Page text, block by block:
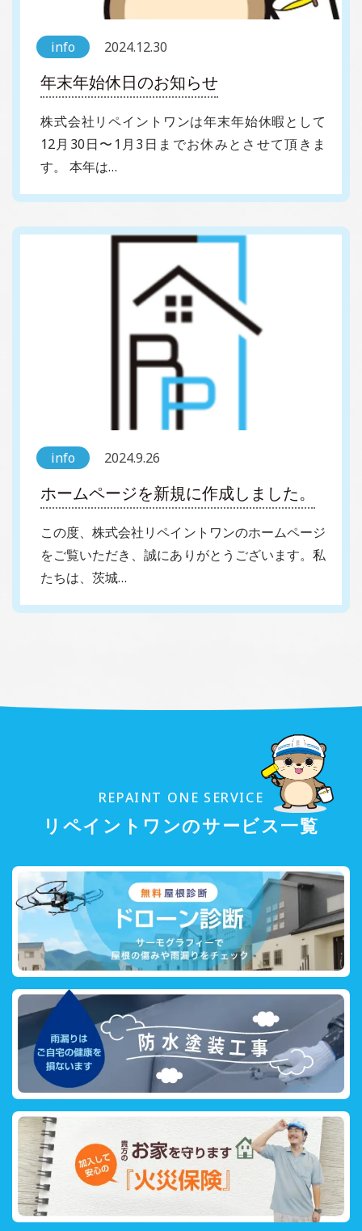
info 2024.12.30
年末年始休日のお知らせ
株式会社リペイントワンは年末年始休暇として
12月30日〜1月3日までお休みとさせて頂きま
す。 本年は…
info 2024.9.26
ホームページを新規に作成しました。
この度、株式会社リペイントワンのホームページ
をご覧いただき、誠にありがとうございます。私
たちは、茨城…
REPAINT ONE SERVICE
リペイントワンのサービス一覧